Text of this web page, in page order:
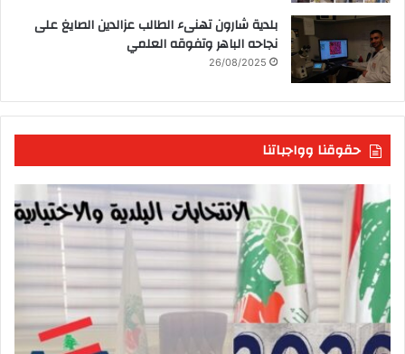
بلدية شارون تهنىء الطالب عزالدين الصايغ على
نجاحه الباهر وتفوقه العلمي
26/08/2025
حقوقنا وواجباتنا